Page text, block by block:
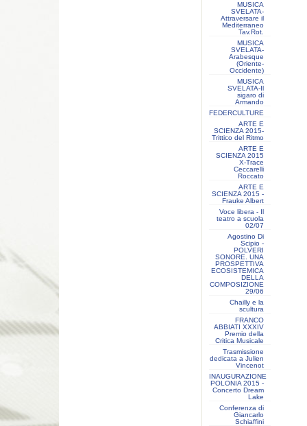
MUSICA
SVELATA-
Attraversare il
Mediterraneo
Tav.Rot.
MUSICA
SVELATA-
Arabesque
(Oriente-
Occidente)
MUSICA
SVELATA-Il
sigaro di
Armando
FEDERCULTURE
ARTE E
SCIENZA 2015-
Trittico del Ritmo
ARTE E
SCIENZA 2015
X-Trace
Ceccarelli
Roccato
ARTE E
SCIENZA 2015 -
Frauke Albert
Voce libera - Il
teatro a scuola
02/07
Agostino Di
Scipio -
POLVERI
SONORE. UNA
PROSPETTIVA
ECOSISTEMICA
DELLA
COMPOSIZIONE
29/06
Chailly e la
scultura
FRANCO
ABBIATI XXXIV
Premio della
Critica Musicale
Trasmissione
dedicata a Julien
Vincenot
INAUGURAZIONE
POLONIA 2015 -
Concerto Dream
Lake
Conferenza di
Giancarlo
Schiaffini